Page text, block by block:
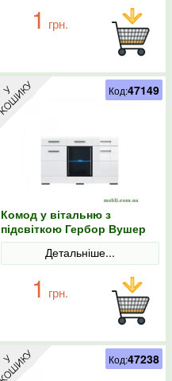
1 грн.
Комод у вітальню з
підсвіткою Гербор Вушер
KOM 1W2D2S Німфея альба/
Білий глянецьДетальніше...
1 грн.
Код:47149
Код:47238